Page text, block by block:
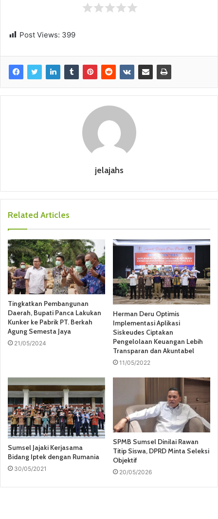
Post Views: 399
jelajahs
Related Articles
Tingkatkan Pembangunan
Daerah, Bupati Panca Lakukan
Kunker ke Pabrik PT. Berkah
Agung Semesta Jaya
21/05/2024
Herman Deru Optimis
Implementasi Aplikasi
Siskeudes Ciptakan
Pengelolaan Keuangan Lebih
Transparan dan Akuntabel
11/05/2022
Sumsel Jajaki Kerjasama
Bidang Iptek dengan Rumania
30/05/2021
SPMB Sumsel Dinilai Rawan
Titip Siswa, DPRD Minta Seleksi
Objektif
20/05/2026